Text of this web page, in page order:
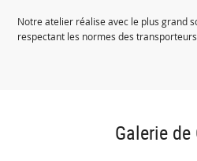
Notre atelier réalise avec le plus grand
respectant les normes des
Galerie de